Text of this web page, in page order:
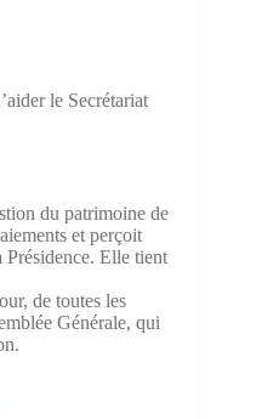
le Secrétariat
du patrimoine de
et perçoit
Présidence. Elle tient
de toutes les
Générale, qui